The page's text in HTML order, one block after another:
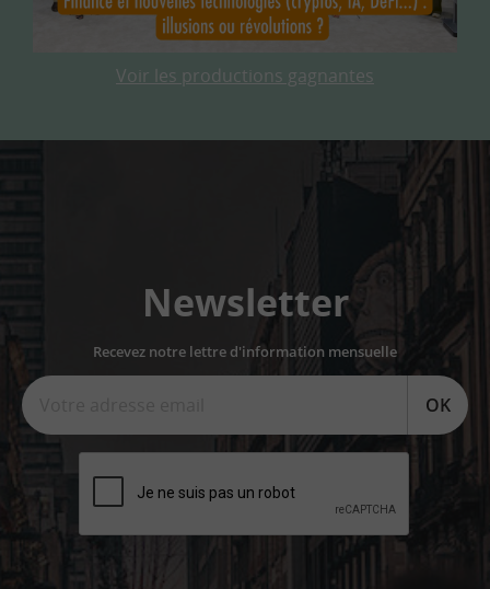
Voir les productions gagnantes
Newsletter
Recevez notre lettre d'information mensuelle
OK